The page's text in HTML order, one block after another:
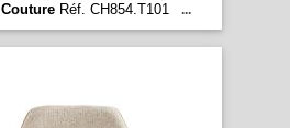
CoutureRéf. CH854.T101 ...